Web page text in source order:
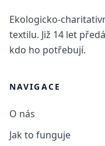
Ekologicko-
textilu. Již 14 let
kdo ho potřebují.
NAVIGACE
O nás
Jak to funguje